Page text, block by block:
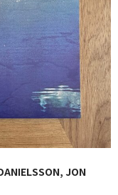
JON